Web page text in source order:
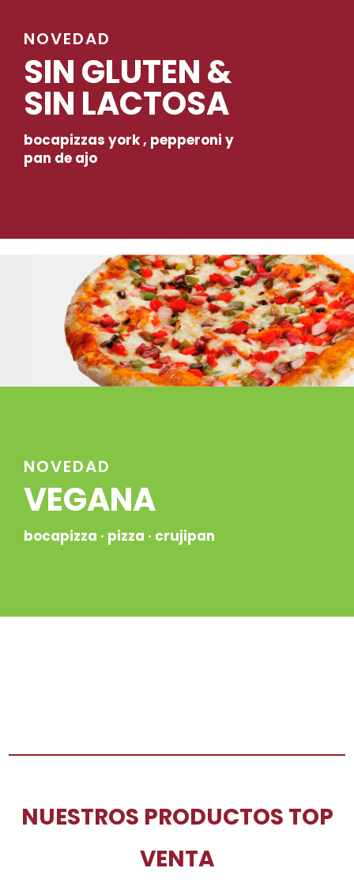
NOVEDAD
SIN GLUTEN &
SIN LACTOSA
bocapizzas york , pepperoni y
pan de ajo
NOVEDAD
VEGANA
bocapizza · pizza · crujipan
NUESTROS PRODUCTOS TOP
VENTA